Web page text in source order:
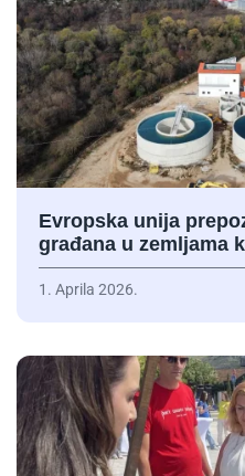
Evropska unija
građana u zemljama
1. Aprila 2026.